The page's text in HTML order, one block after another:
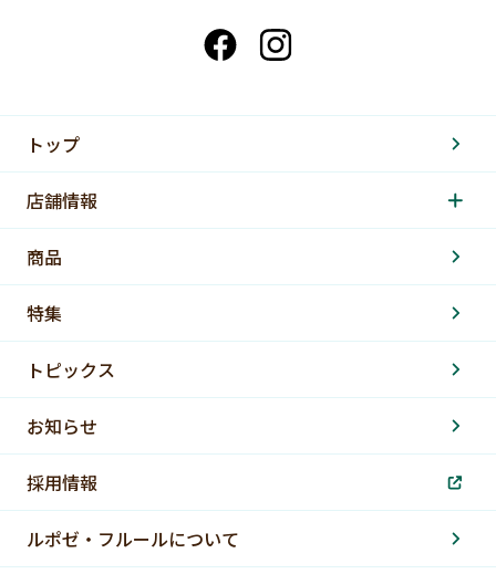
トップ
店舗情報
商品
特集
トピックス
お知らせ
採用情報
ルポゼ・フルールについて